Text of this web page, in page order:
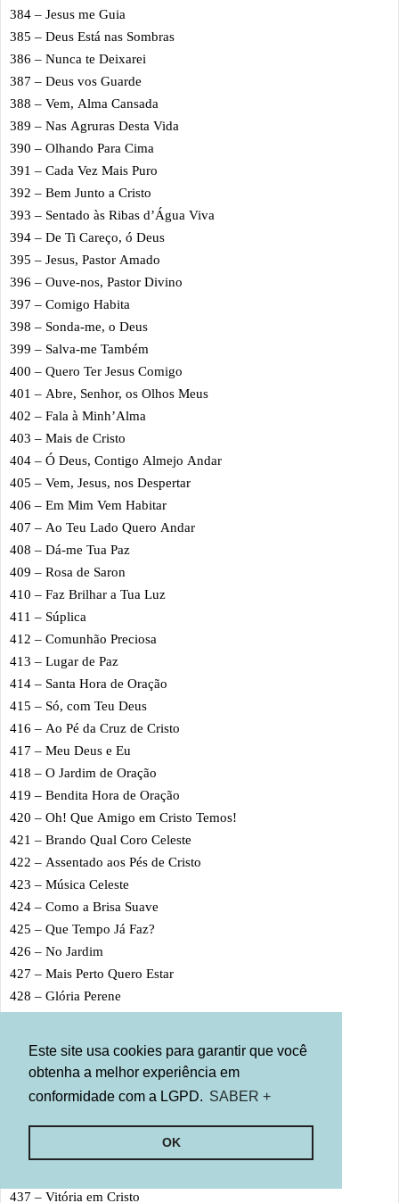
Este site usa cookies para garantir que você
obtenha a melhor experiência em
conformidade com a LGPD. SABER +
OK
384 – Jesus me Guia
385 – Deus Está nas Sombras
386 – Nunca te Deixarei
387 – Deus vos Guarde
388 – Vem, Alma Cansada
389 – Nas Agruras Desta Vida
390 – Olhando Para Cima
391 – Cada Vez Mais Puro
392 – Bem Junto a Cristo
393 – Sentado às Ribas d’Água Viva
394 – De Ti Careço, ó Deus
395 – Jesus, Pastor Amado
396 – Ouve-nos, Pastor Divino
397 – Comigo Habita
398 – Sonda-me, o Deus
399 – Salva-me Também
400 – Quero Ter Jesus Comigo
401 – Abre, Senhor, os Olhos Meus
402 – Fala à Minh’Alma
403 – Mais de Cristo
404 – Ó Deus, Contigo Almejo Andar
405 – Vem, Jesus, nos Despertar
406 – Em Mim Vem Habitar
407 – Ao Teu Lado Quero Andar
408 – Dá-me Tua Paz
409 – Rosa de Saron
410 – Faz Brilhar a Tua Luz
411 – Súplica
412 – Comunhão Preciosa
413 – Lugar de Paz
414 – Santa Hora de Oração
415 – Só, com Teu Deus
416 – Ao Pé da Cruz de Cristo
417 – Meu Deus e Eu
418 – O Jardim de Oração
419 – Bendita Hora de Oração
420 – Oh! Que Amigo em Cristo Temos!
421 – Brando Qual Coro Celeste
422 – Assentado aos Pés de Cristo
423 – Música Celeste
424 – Como a Brisa Suave
425 – Que Tempo Já Faz?
426 – No Jardim
427 – Mais Perto Quero Estar
428 – Glória Perene
431 – Sim, Glória Haverá no Final
434 – Quando for Chamado
437 – Vitória em Cristo